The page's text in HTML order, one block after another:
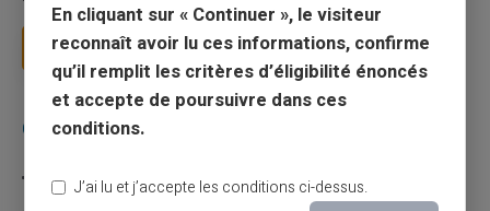
Lire la suite
Catégories
Carte prépayée
En cliquant sur « Continuer », le visiteur
reconnaît avoir lu ces informations, confirme
qu’il remplit les critères d’éligibilité énoncés
et accepte de poursuivre dans ces
conditions.
J’ai lu et j’accepte les conditions ci-dessus.